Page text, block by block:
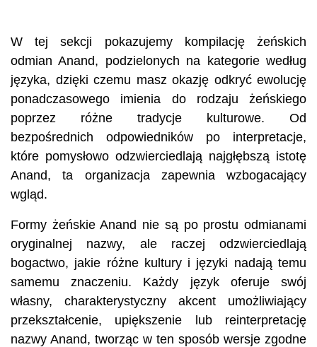
W tej sekcji pokazujemy kompilację żeńskich
odmian Anand, podzielonych na kategorie według
języka, dzięki czemu masz okazję odkryć ewolucję
ponadczasowego imienia do rodzaju żeńskiego
poprzez różne tradycje kulturowe. Od
bezpośrednich odpowiedników po interpretacje,
które pomysłowo odzwierciedlają najgłębszą istotę
Anand, ta organizacja zapewnia wzbogacający
wgląd.
Formy żeńskie Anand nie są po prostu odmianami
oryginalnej nazwy, ale raczej odzwierciedlają
bogactwo, jakie różne kultury i języki nadają temu
samemu znaczeniu. Każdy język oferuje swój
własny, charakterystyczny akcent umożliwiający
przekształcenie, upiększenie lub reinterpretację
nazwy Anand, tworząc w ten sposób wersje zgodne